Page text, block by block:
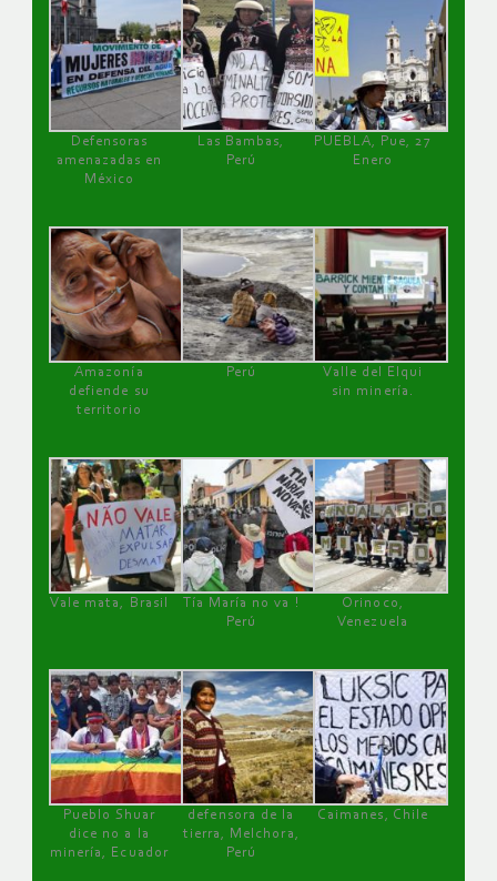
Defensoras
amenazadas en
México
Las Bambas,
Perú
PUEBLA, Pue, 27
Enero
Amazonía
defiende su
territorio
Perú
Valle del Elqui
sin minería.
Vale mata, Brasil
Tía María no va !
Perú
Orinoco,
Venezuela
Pueblo Shuar
dice no a la
minería, Ecuador
defensora de la
tierra, Melchora,
Perú
Caimanes, Chile